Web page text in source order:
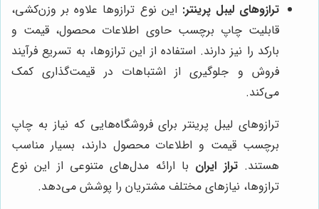
ترازوهای لیبل پرینتر: این نوع ترازوها علاوه بر وزن‌کشی،
قابلیت چاپ برچسب حاوی اطلاعات محصول، قیمت و
بارکد را نیز دارند. استفاده از این ترازوها، به تسریع فرآیند
فروش و جلوگیری از اشتباهات در قیمت‌گذاری کمک
می‌کند.
ترازوهای لیبل پرینتر برای فروشگاه‌هایی که نیاز به چاپ
برچسب قیمت و اطلاعات محصول دارند، بسیار مناسب
هستند.تراز ایران با ارائه مدل‌های متنوعی از این نوع
ترازوها، نیازهای مختلف مشتریان را پوشش می‌دهد.